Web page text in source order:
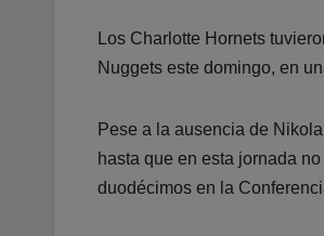
Los Charlotte Hornets
Nuggets este domingo, en
Pese a la ausencia de
hasta que en esta jornada
duodécimos en la